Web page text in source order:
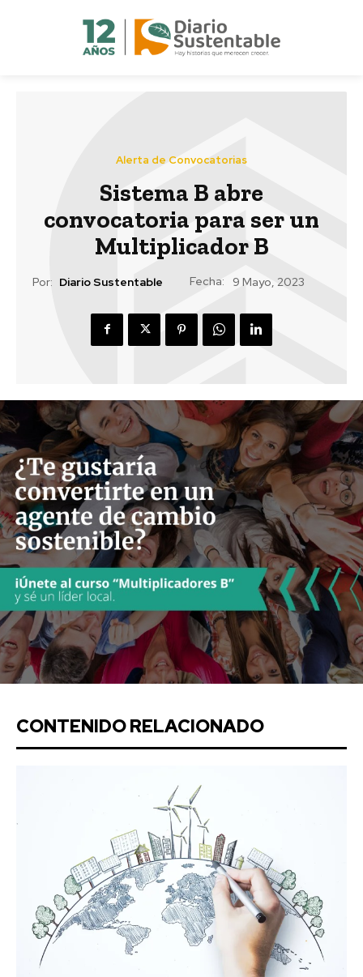
Alerta de Convocatorias
Sistema B abre
convocatoria para ser un
Multiplicador B
Por: Diario Sustentable Fecha: 9 Mayo, 2023
CONTENIDO RELACIONADO